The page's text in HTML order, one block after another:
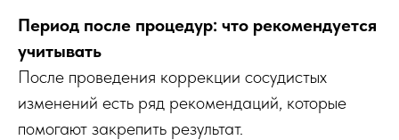
Период после процедур: что рекомендуется
учитывать
После проведения коррекции сосудистых
изменений есть ряд рекомендаций, которые
помогают закрепить результат.